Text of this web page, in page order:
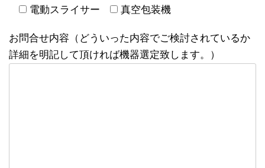
電動スライサー
真空包装機
お問合せ内容（どういった内容でご検討されているか
詳細を明記して頂ければ機器選定致します。）